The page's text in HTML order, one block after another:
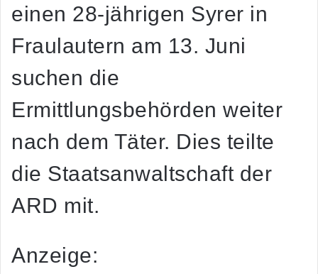
einen 28-jährigen Syrer in
Fraulautern am 13. Juni
suchen die
Ermittlungsbehörden weiter
nach dem Täter. Dies teilte
die Staatsanwaltschaft der
ARD mit.
Anzeige: